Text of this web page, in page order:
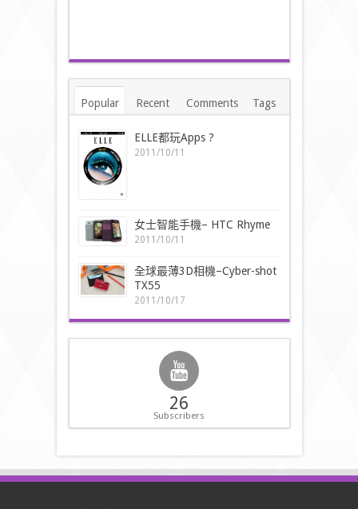
Popular Recent Comments Tags
ELLE都玩Apps ?
2011/10/11
女士智能手機– HTC Rhyme
2011/10/11
全球最薄3D相機–Cyber-shot
TX55
2011/10/17
26
Subscribers